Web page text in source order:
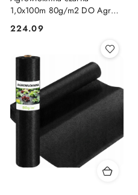
1,0x100m 80g/m2 DO Agro
pod tuje
Cena:
224.09